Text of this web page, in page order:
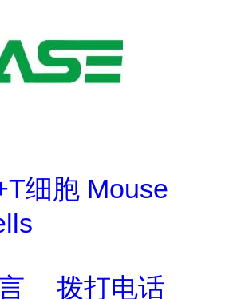
细胞 Mouse
拨打电话